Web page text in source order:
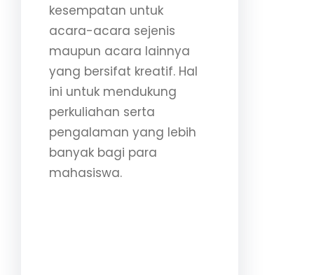
kesempatan untuk
acara-acara sejenis
maupun acara lainnya
yang bersifat kreatif. Hal
ini untuk mendukung
perkuliahan serta
pengalaman yang lebih
banyak bagi para
mahasiswa.